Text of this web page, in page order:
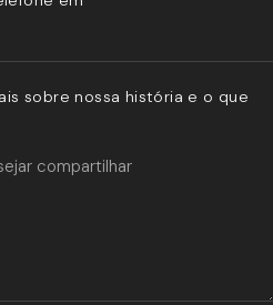
sobre nossa história e o que